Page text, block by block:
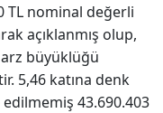
TL nominal değerli
açıklanmış olup,
büyüklüğü
5,46 katına denk
edilmemiş 43.690.403